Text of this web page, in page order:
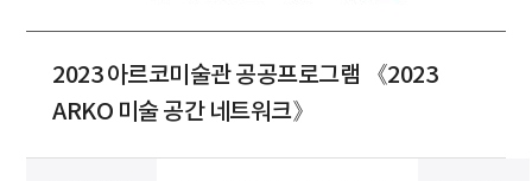
2023 아르코미술관 공공프로그램 《2023
ARKO 미술 공간 네트워크》